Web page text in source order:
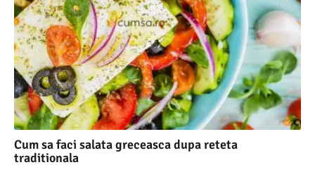
Cum sa faci salata greceasca dupa reteta
traditionala